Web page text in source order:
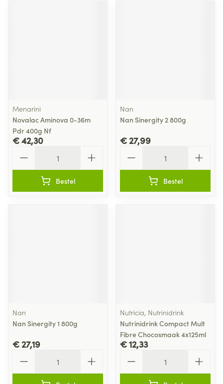
Menarini
Novalac Aminova 0-36m
Pdr 400g Nf
€ 42,30
Bestel
Nan
Nan Sinergity 2 800g
€ 27,99
Bestel
Nan
Nan Sinergity 1 800g
€ 27,19
Nutricia, Nutrinidrink
Nutrinidrink Compact Mult
Fibre Chocosmaak 4x125ml
€ 12,33